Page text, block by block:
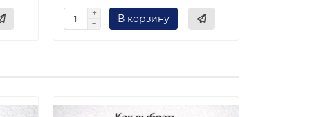
В корзину